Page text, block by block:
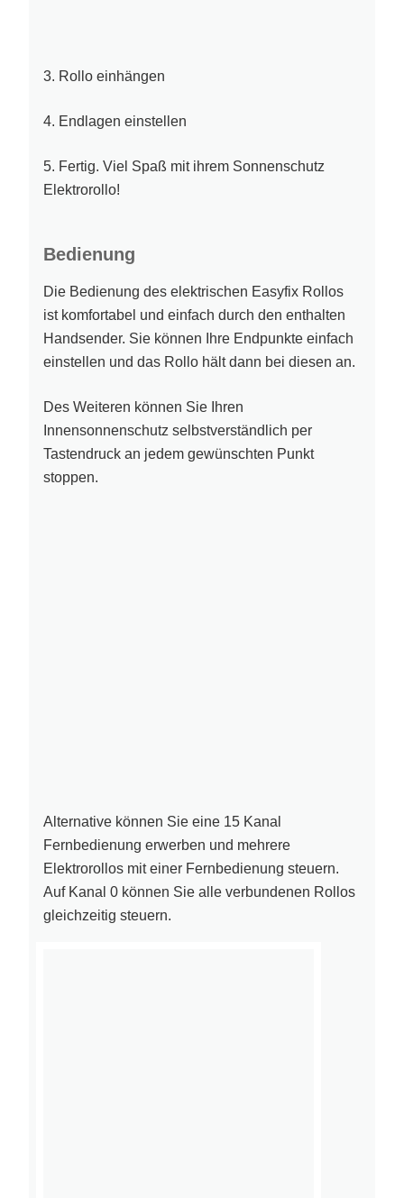
3. Rollo einhängen
4. Endlagen einstellen
5. Fertig. Viel Spaß mit ihrem Sonnenschutz
Elektrorollo!
Bedienung
Die Bedienung des elektrischen Easyfix Rollos
ist komfortabel und einfach durch den enthalten
Handsender. Sie können Ihre Endpunkte einfach
einstellen und das Rollo hält dann bei diesen an.
Des Weiteren können Sie Ihren
Innensonnenschutz selbstverständlich per
Tastendruck an jedem gewünschten Punkt
stoppen.
Alternative können Sie eine 15 Kanal
Fernbedienung erwerben und mehrere
Elektrorollos mit einer Fernbedienung steuern.
Auf Kanal 0 können Sie alle verbundenen Rollos
gleichzeitig steuern.